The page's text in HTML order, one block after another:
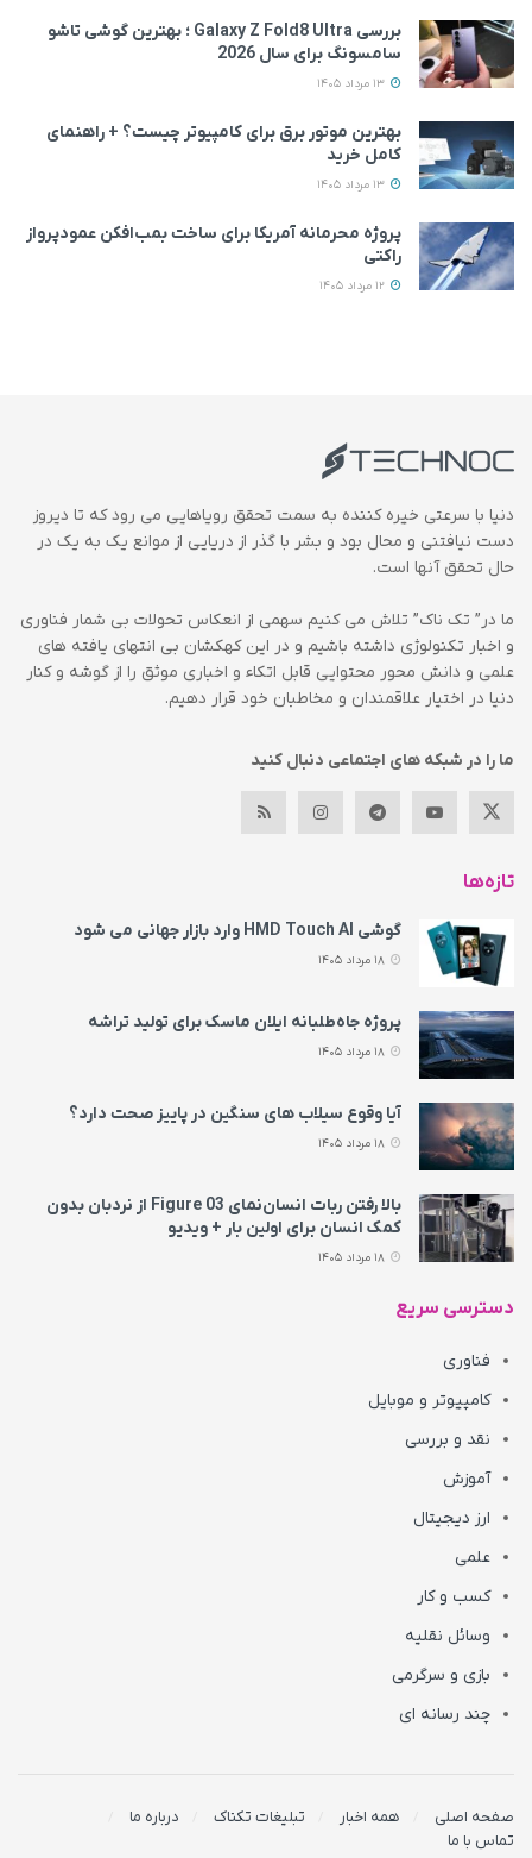
بررسی Galaxy Z Fold8 Ultra ؛ بهترین گوشی تاشو
سامسونگ برای سال 2026
بهترین موتور برق برای کامپیوتر چیست؟ + راهنمای
کامل خرید
پروژه محرمانه آمریکا برای ساخت بمب‌افکن عمودپرواز
راکتی
دنیا با سرعتی خیره کننده به سمت تحقق رویاهایی می رود که تا دیروز
دست نیافتنی و محال بود و بشر با گذر از دریایی از موانع یک به یک در
حال تحقق آنها است.
ما در” تک ناک” تلاش می کنیم سهمی از انعکاس تحولات بی شمار فناوری
و اخبار تکنولوژی داشته باشیم و در این کهکشان بی انتهای یافته های
علمی و دانش محور محتوایی قابل اتکاء و اخباری موثق را از گوشه و کنار
دنیا در اختیار علاقمندان و مخاطبان خود قرار دهیم.
ما را در شبکه های اجتماعی دنبال کنید
تازه‌ها
گوشی HMD Touch AI وارد بازار جهانی می‌ شود
پروژه جاه‌طلبانه ایلان ماسک برای تولید تراشه
آیا وقوع سیلاب های سنگین در پاییز صحت دارد؟
بالا رفتن ربات انسان‌نمای Figure 03 از نردبان بدون
کمک انسان برای اولین بار + ویدیو
دسترسی سریع
فناوری
کامپیوتر و موبایل
نقد و بررسی
آموزش
ارز دیجیتال
علمی
کسب و کار
وسائل نقلیه
بازی و سرگرمی
چند رسانه ای
صفحه اصلی همه اخبار تبلیغات تکناک
درباره ما
تماس با ما